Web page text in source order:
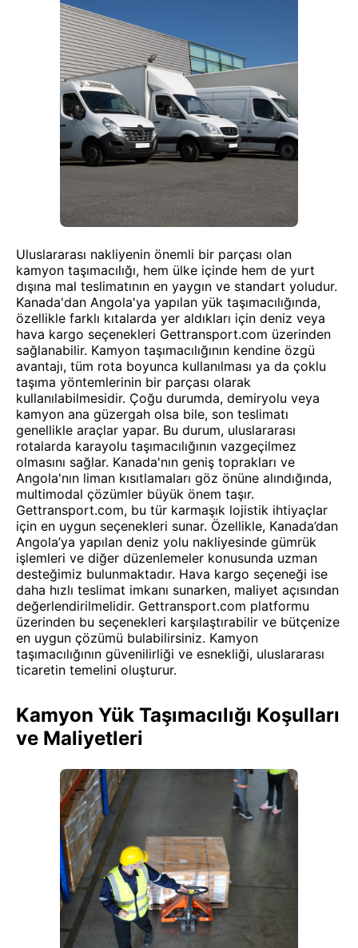
Uluslararası nakliyenin önemli bir parçası olan
kamyon taşımacılığı, hem ülke içinde hem de yurt
dışına mal teslimatının en yaygın ve standart yoludur.
Kanada'dan Angola'ya yapılan yük taşımacılığında,
özellikle farklı kıtalarda yer aldıkları için deniz veya
hava kargo seçenekleri Gettransport.com üzerinden
sağlanabilir. Kamyon taşımacılığının kendine özgü
avantajı, tüm rota boyunca kullanılması ya da çoklu
taşıma yöntemlerinin bir parçası olarak
kullanılabilmesidir. Çoğu durumda, demiryolu veya
kamyon ana güzergah olsa bile, son teslimatı
genellikle araçlar yapar. Bu durum, uluslararası
rotalarda karayolu taşımacılığının vazgeçilmez
olmasını sağlar. Kanada'nın geniş toprakları ve
Angola'nın liman kısıtlamaları göz önüne alındığında,
multimodal çözümler büyük önem taşır.
Gettransport.com, bu tür karmaşık lojistik ihtiyaçlar
için en uygun seçenekleri sunar. Özellikle, Kanada’dan
Angola’ya yapılan deniz yolu nakliyesinde gümrük
işlemleri ve diğer düzenlemeler konusunda uzman
desteğimiz bulunmaktadır. Hava kargo seçeneği ise
daha hızlı teslimat imkanı sunarken, maliyet açısından
değerlendirilmelidir. Gettransport.com platformu
üzerinden bu seçenekleri karşılaştırabilir ve bütçenize
en uygun çözümü bulabilirsiniz. Kamyon
taşımacılığının güvenilirliği ve esnekliği, uluslararası
ticaretin temelini oluşturur.
Kamyon Yük Taşımacılığı Koşulları
ve Maliyetleri